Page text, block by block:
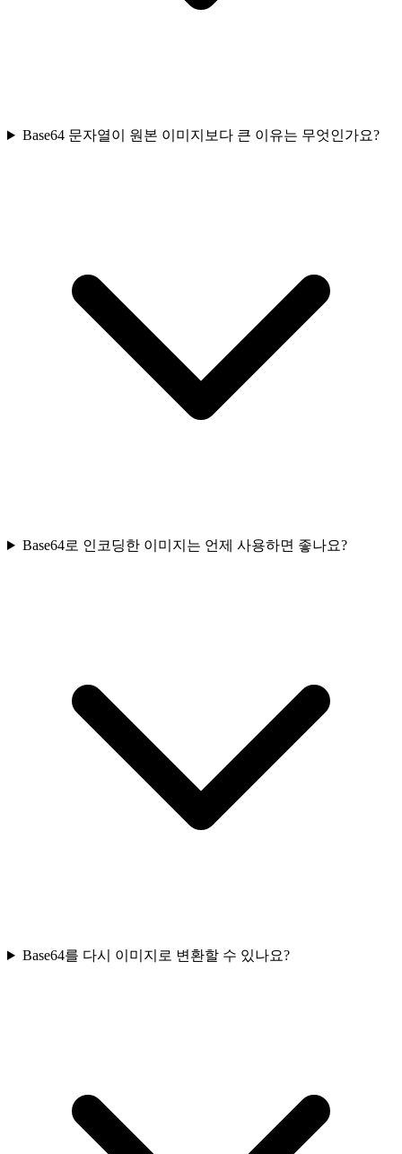
Base64 문자열이 원본 이미지보다 큰 이유는 무엇인가요?
Base64로 인코딩한 이미지는 언제 사용하면 좋나요?
Base64를 다시 이미지로 변환할 수 있나요?